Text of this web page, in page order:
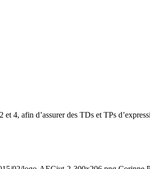
4, afin d’assurer des TDs et TPs